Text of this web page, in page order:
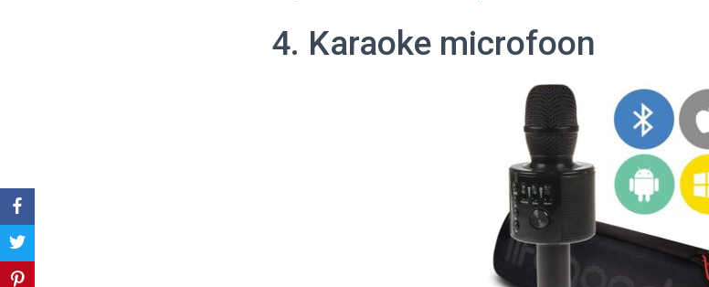
4. Karaoke microfoon